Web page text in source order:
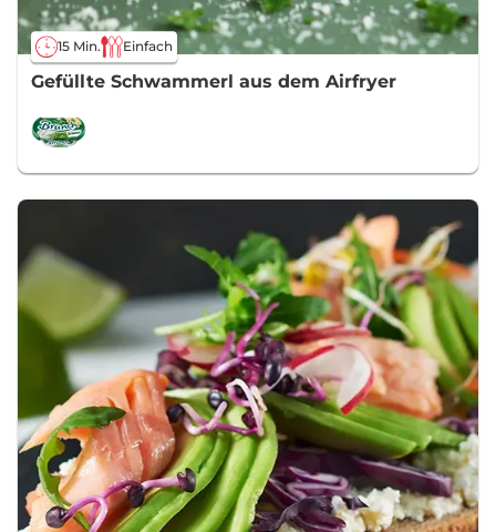
15 Min. Einfach
Gefüllte Schwammerl aus dem Airfryer